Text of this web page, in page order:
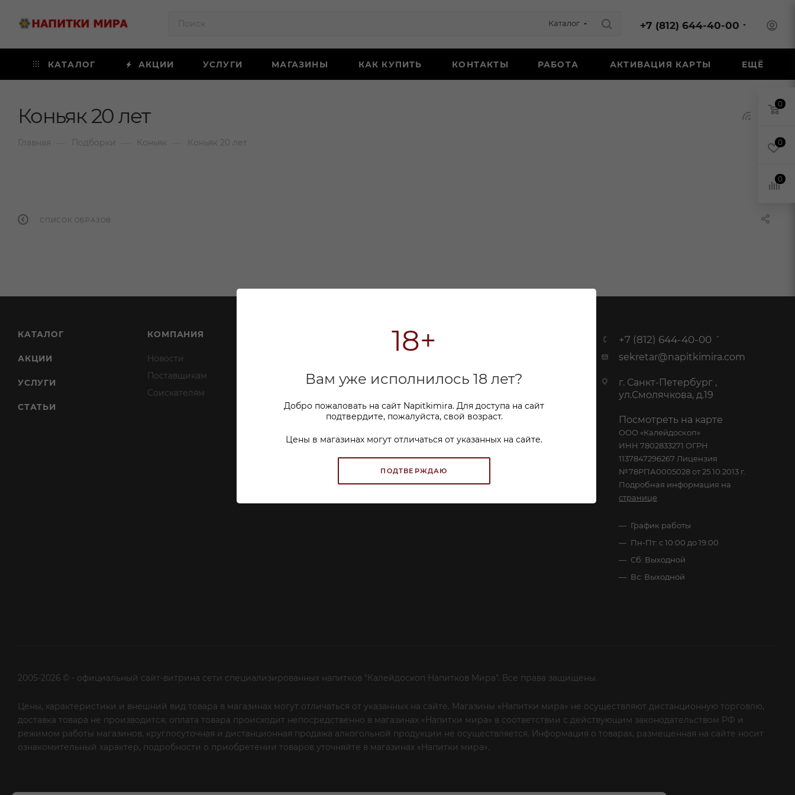
18+
Вам уже исполнилось 18 лет?
Добро пожаловать на сайт Napitkimira. Для доступа на сайт
подтвердите, пожалуйста, свой возраст.
Цены в магазинах могут отличаться от указанных на сайте.
ПОДТВЕРЖДАЮ
Каталог +7 (812) 644-40-00
КАТАЛОГ АКЦИИ УСЛУГИ МАГАЗИНЫ КАК КУПИТЬ КОНТАКТЫ РАБОТА АКТИВАЦИЯ КАРТЫ ЕЩЁ
Коньяк 20 лет
Главная Подборки Коньяк Коньяк 20 лет
СПИСОК ОБРАЗОВ
КАТАЛОГ
АКЦИИ
УСЛУГИ
СТАТЬИ
КОМПАНИЯ
Новости
Поставщикам
Соискателям
Политика cookie
ПОЛИТИКА ОБРАБОТКИ
ПЕРСОНАЛЬНЫХ ДАННЫХ
Контакты
+7 (812) 644-40-00
sekretar@napitkimira.com
г. Санкт-Петербург ,
ул.Смолячкова, д.19
Посмотреть на карте
ООО «Калейдоскоп»
ИНН 7802833271 ОГРН
1137847296267 Лицензия
№78РПА0005028 от 25.10.2013 г.
Подробная информация на
странице
График работы
Пн-Пт: с 10:00 до 19:00
Сб: Выходной
Вс: Выходной
2005-2026 © - официальный сайт-витрина сети специализированных напитков "Калейдоскоп Напитков Мира". Все права защищены.
Цены, характеристики и внешний вид товара в магазинах могут отличаться от указанных на сайте. Магазины «Напитки мира» не осуществляют дистанционную торговлю,
доставка товара не производится, оплата товара происходит непосредственно в магазинах «Напитки мира» в соответствии с действующим законодательством РФ и
режимом работы магазинов, круглосуточная и дистанционная продажа алкогольной продукции не осуществляется. Информация о товарах, размещенная на сайте носит
ознакомительный характер, подробности о приобретении товаров уточняйте в магазинах «Напитки мира».
0
0
0